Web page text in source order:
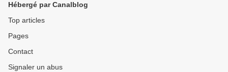
Hébergé par Canalblog
Top articles
Pages
Contact
Signaler un abus